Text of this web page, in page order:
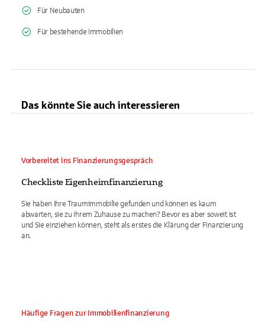
Für Neubauten
Für bestehende Immobilien
Das könnte Sie auch interessieren
Vorbereitet ins Finanzierungsgespräch
Checkliste Eigenheimfinanzierung
Sie haben Ihre Traumimmobilie gefunden und können es kaum
abwarten, sie zu Ihrem Zuhause zu machen? Bevor es aber soweit ist
und Sie einziehen können, steht als erstes die Klärung der Finanzierung
an.
Häufige Fragen zur Immobilienfinanzierung